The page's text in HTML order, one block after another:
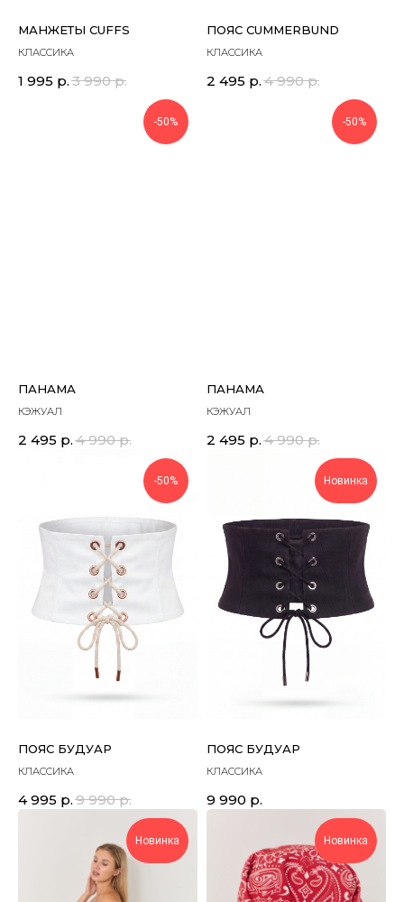
МАНЖЕТЫ CUFFS
КЛАССИКА
1 995 р. 3 990 р.
ПОЯС CUMMERBUND
КЛАССИКА
2 495 р. 4 990 р.
-50%
ПАНАМА
КЭЖУАЛ
2 495 р. 4 990 р.
-50%
ПАНАМА
КЭЖУАЛ
2 495 р. 4 990 р.
-50%
ПОЯС БУДУАР
КЛАССИКА
4 995 р. 9 990 р.
Новинка
ПОЯС БУДУАР
КЛАССИКА
9 990 р.
Новинка Новинка